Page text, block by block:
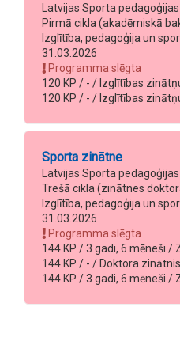
Latvijas Sporta
Pirmā cikla (akadēmiskā
Izglītība, pedagoģija un
31.03.2026
Programma slēgta
120 KP / - / Izglītības
120 KP / - / Izglītības
Sporta zinātne
Latvijas Sporta
Trešā cikla (zinātnes
Izglītība, pedagoģija un
31.03.2026
Programma slēgta
144 KP / 3 gadi, 6 mēneši
144 KP / - / Doktora
144 KP / 3 gadi, 6 mēneši